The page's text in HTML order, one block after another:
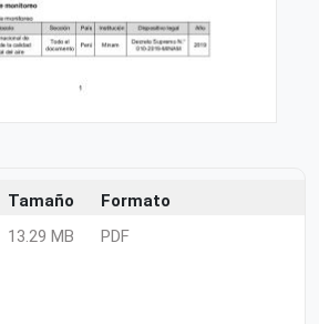
Tamaño
Formato
13.29 MB PDF